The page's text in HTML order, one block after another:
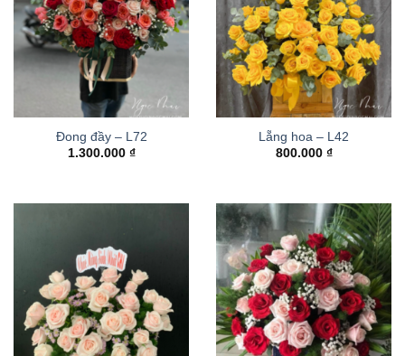
Đong đầy – L72
1.300.000 ₫
Lẵng hoa – L42
800.000 ₫